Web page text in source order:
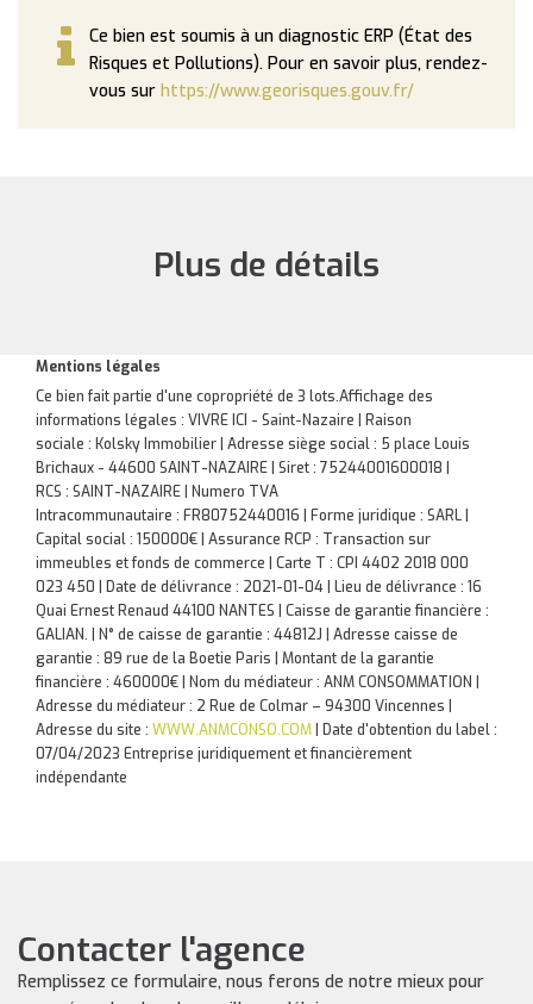
Ce bien est soumis à un diagnostic ERP (État des
Risques et Pollutions). Pour en savoir plus, rendez-
vous sur https://www.georisques.gouv.fr/
Plus de détails
Mentions légales
Ce bien fait partie d'une copropriété de 3 lots.Affichage des
informations légales : VIVRE ICI - Saint-Nazaire | Raison
sociale : Kolsky Immobilier | Adresse siège social : 5 place Louis
Brichaux - 44600 SAINT-NAZAIRE | Siret : 75244001600018 |
RCS : SAINT-NAZAIRE | Numero TVA
Intracommunautaire : FR80752440016 | Forme juridique : SARL |
Capital social : 150000€ | Assurance RCP : Transaction sur
immeubles et fonds de commerce | Carte T : CPI 4402 2018 000
023 450 | Date de délivrance : 2021-01-04 | Lieu de délivrance : 16
Quai Ernest Renaud 44100 NANTES | Caisse de garantie financière :
GALIAN. | N° de caisse de garantie : 44812J | Adresse caisse de
garantie : 89 rue de la Boetie Paris | Montant de la garantie
financière : 460000€ | Nom du médiateur : ANM CONSOMMATION |
Adresse du médiateur : 2 Rue de Colmar – 94300 Vincennes |
Adresse du site : WWW.ANMCONSO.COM | Date d'obtention du label :
07/04/2023 Entreprise juridiquement et financièrement
indépendante
Contacter l'agence
Remplissez ce formulaire, nous ferons de notre mieux pour